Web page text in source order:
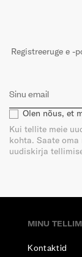
Registreeruge e
Olen nõus, et
Kui tellite meie
kohta. Saate
uudiskirja
MINU
Kontaktid